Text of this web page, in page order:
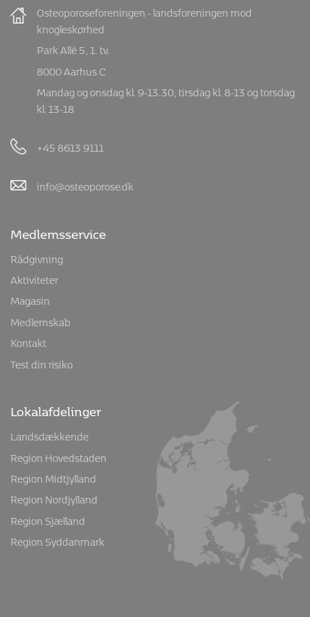
Osteoporoseforeningen - landsforeningen mod
knogleskørhed
Park Allé 5, 1. tv.
8000 Aarhus C
Mandag og onsdag kl. 9-13.30, tirsdag kl. 8-13 og torsdag
kl. 13-18
+45 8613 9111
info@osteoporose.dk
Medlemsservice
Rådgivning
Aktiviteter
Magasin
Medlemskab
Kontakt
Test din risiko
Lokalafdelinger
Landsdækkende
Region Hovedstaden
Region Midtjylland
Region Nordjylland
Region Sjælland
Region Syddanmark